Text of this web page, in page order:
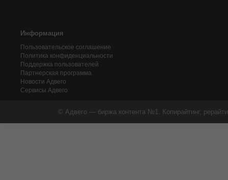
Информация
Пользовательское соглашение
Политика конфиденциальности
Поддержка пользователей
Партнерская программа
Новости Адвего
Сервисы Адвего
© Адвего — биржа контента №1. Копирайтинг,